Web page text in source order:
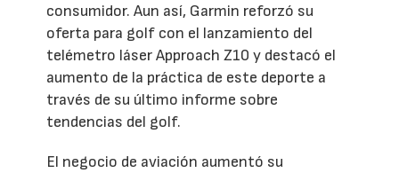
consumidor. Aun así, Garmin reforzó su
oferta para golf con el lanzamiento del
telémetro láser Approach Z10 y destacó el
aumento de la práctica de este deporte a
través de su último informe sobre
tendencias del golf.
El negocio de aviación aumentó su